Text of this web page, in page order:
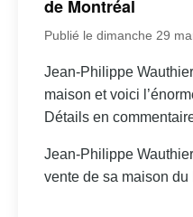
de Montréal
Publié le dimanche 29
Jean-Philippe
maison et voici
Détails en
Jean-Philippe
vente de sa maison